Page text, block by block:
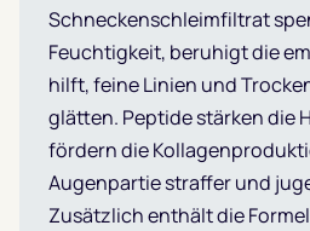
Schneckenschleimfiltrat
Feuchtigkeit, beruhigt die
hilft, feine Linien und
glätten. Peptide stärken die
fördern die
Augenpartie straffer und
Zusätzlich enthält die